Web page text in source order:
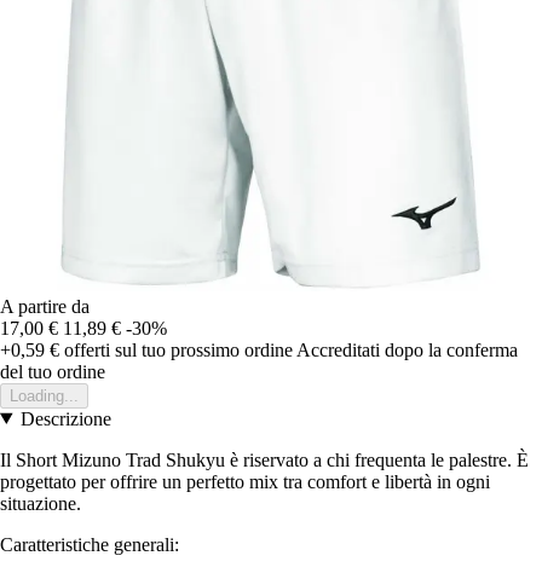
A partire da
17,00 € 11,89 € -30%
+0,59 € offerti sul tuo prossimo ordine Accreditati dopo la conferma
del tuo ordine
Loading...
Descrizione
Il Short Mizuno Trad Shukyu è riservato a chi frequenta le palestre. È
progettato per offrire un perfetto mix tra comfort e libertà in ogni
situazione.
Caratteristiche generali: